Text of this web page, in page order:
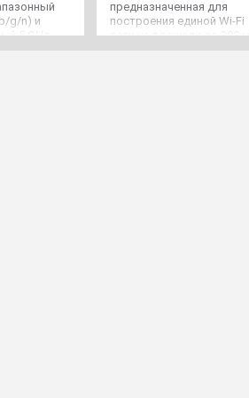
g/n) и
5 GHz
предназначенная для
построения единой Wi-Fi
сети на площади до 300